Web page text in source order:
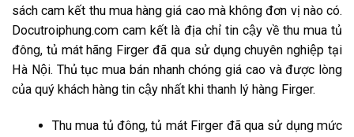
sách cam kết thu mua hàng giá cao mà không đơn vị nào có.
Docutroiphung.com cam kết là địa chỉ tin cậy về thu mua tủ
đông, tủ mát hãng Firger đã qua sử dụng chuyên nghiệp tại
Hà Nội. Thủ tục mua bán nhanh chóng giá cao và được lòng
của quý khách hàng tin cậy nhất khi thanh lý hàng Firger.
Thu mua tủ đông, tủ mát Firger đã qua sử dụng mức